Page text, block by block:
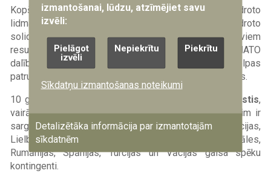
Kopš 2004.gada Latvijas gaisa telpu sargā sabiedroto
lidmašīnas. Tas ir viens no alianses sabiedroto
solidaritātes apliecinājumiem un spējas dalīties ar saviem
resursiem drošības uzlabošanā. 2013.gadā NATO
dalībvalstis vienojās, ka turpmāk NATO gaisa telpas
patrulēšanai virs Baltijas valstīm būs ilgtermiņa raksturs.
10 gadu laikā šo militāro operāciju ir veikušas
14 valstis,
vairākas no tām atkārtoti. Baltijas gaisa telpu līdz šim ir
sargājuši ASV, Beļģijas, Čehijas, Dānijas, Francijas,
Lielbritānijas, Nīderlandes, Norvēģijas, Polijas, Portugāles,
Rumānijas, Spānijas, Turcijas un Vācijas gaisa spēku
kontingenti.
izmantošanai, lūdzu, atzīmējiet savu
izvēli:
Pielāgot
izvēli
Nepiekrītu Piekrītu
Sīkdatņu izmantošanas noteikumi
Detalizētāka informācija par izmantotajām
sīkdatnēm